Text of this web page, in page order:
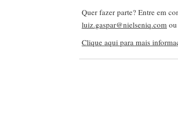
Quer fazer parte? Entre em
luiz.gaspar@nielseniq.com
Clique aqui para mais